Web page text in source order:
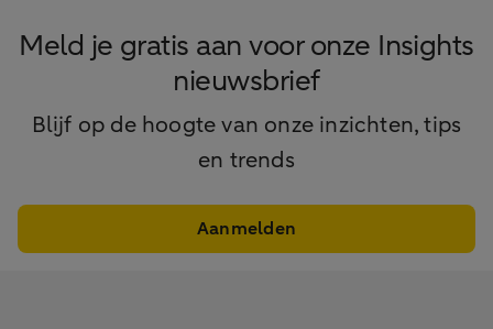
Meld je gratis aan voor onze Insights
nieuwsbrief
Blijf op de hoogte van onze inzichten, tips
en trends
Aanmelden